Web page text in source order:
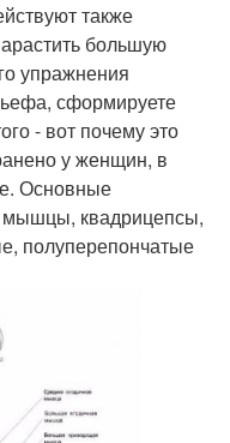
также
большую
упражнения
сформируете
- вот почему это
у женщин, в
Основные
квадрицепсы,
полуперепончатые